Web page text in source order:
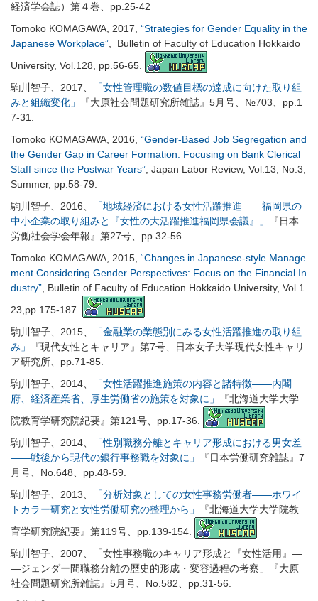
経済学会誌）第４巻、pp.25-42
Tomoko KOMAGAWA, 2017, “Strategies for Gender Equality in the
Japanese Workplace”, Bulletin of Faculty of Education Hokkaido
University, Vol.128, pp.56-65.
駒川智子、2017、
「女性管理職の数値目標の達成に向けた取り組
みと組織変化」
『大原社会問題研究所雑誌』5月号、№703、pp.1
7-31.
Tomoko KOMAGAWA, 2016, “Gender-Based Job Segregation and
the Gender Gap in Career Formation: Focusing on Bank Clerical
Staff since the Postwar Years”, Japan Labor Review, Vol.13, No.3,
Summer, pp.58-79.
駒川智子、2016、
「地域経済における女性活躍推進――福岡県の
中小企業の取り組みと『女性の大活躍推進福岡県会議』」
『日本
労働社会学会年報』第27号、pp.32-56.
Tomoko KOMAGAWA, 2015, “Changes in Japanese-style Manage
ment Considering Gender Perspectives: Focus on the Financial In
dustry”, Bulletin of Faculty of Education Hokkaido University, Vol.1
23,pp.175-187.
駒川智子、2015、
「金融業の業態別にみる女性活躍推進の取り組
み」
『現代女性とキャリア』第7号、日本女子大学現代女性キャリ
ア研究所、pp.71-85.
駒川智子、2014、
「女性活躍推進施策の内容と諸特徴――内閣
府、経済産業省、厚生労働省の施策を対象に」
『北海道大学大学
院教育学研究院紀要』第121号、pp.17-36.
駒川智子、2014、
「性別職務分離とキャリア形成における男女差
――戦後から現代の銀行事務職を対象に」
『日本労働研究雑誌』7
月号、No.648、pp.48-59.
駒川智子、2013、
「分析対象としての女性事務労働者――ホワイ
トカラー研究と女性労働研究の整理から」
『北海道大学大学院教
育学研究院紀要』第119号、pp.139-154.
駒川智子、2007、「女性事務職のキャリア形成と『女性活用』―
―ジェンダー間職務分離の歴史的形成・変容過程の考察」『大原
社会問題研究所雑誌』5月号、No.582、pp.31-56.